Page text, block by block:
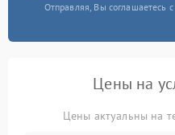
Отправляя, Вы соглашаетесь
Цены на
Цены актуальны на